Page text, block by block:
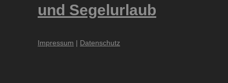
und Segelurlaub
Impressum | Datenschutz